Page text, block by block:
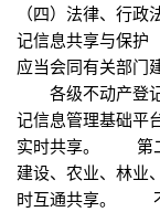
（四）法律、行
记信息共享与保
应当会同有关部门
各级不动产登记
记信息管理基础平
实时共享。 第二
建设、农业、林业
时互通共享。 不